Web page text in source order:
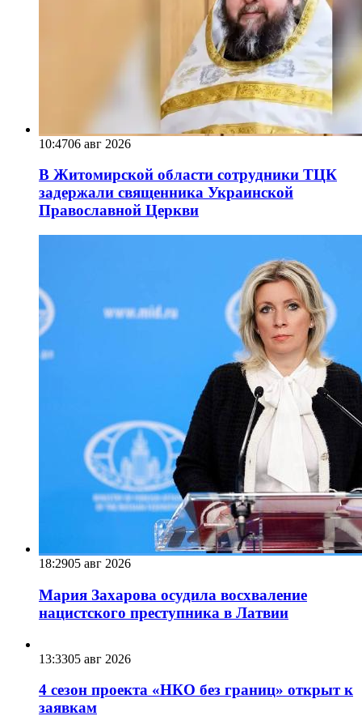
10:4706 авг 2026
В Житомирской области сотрудники ТЦК
задержали священника Украинской
Православной Церкви
18:2905 авг 2026
Мария Захарова осудила восхваление
нацистского преступника в Латвии
13:3305 авг 2026
4 сезон проекта «НКО без границ» открыт к
заявкам